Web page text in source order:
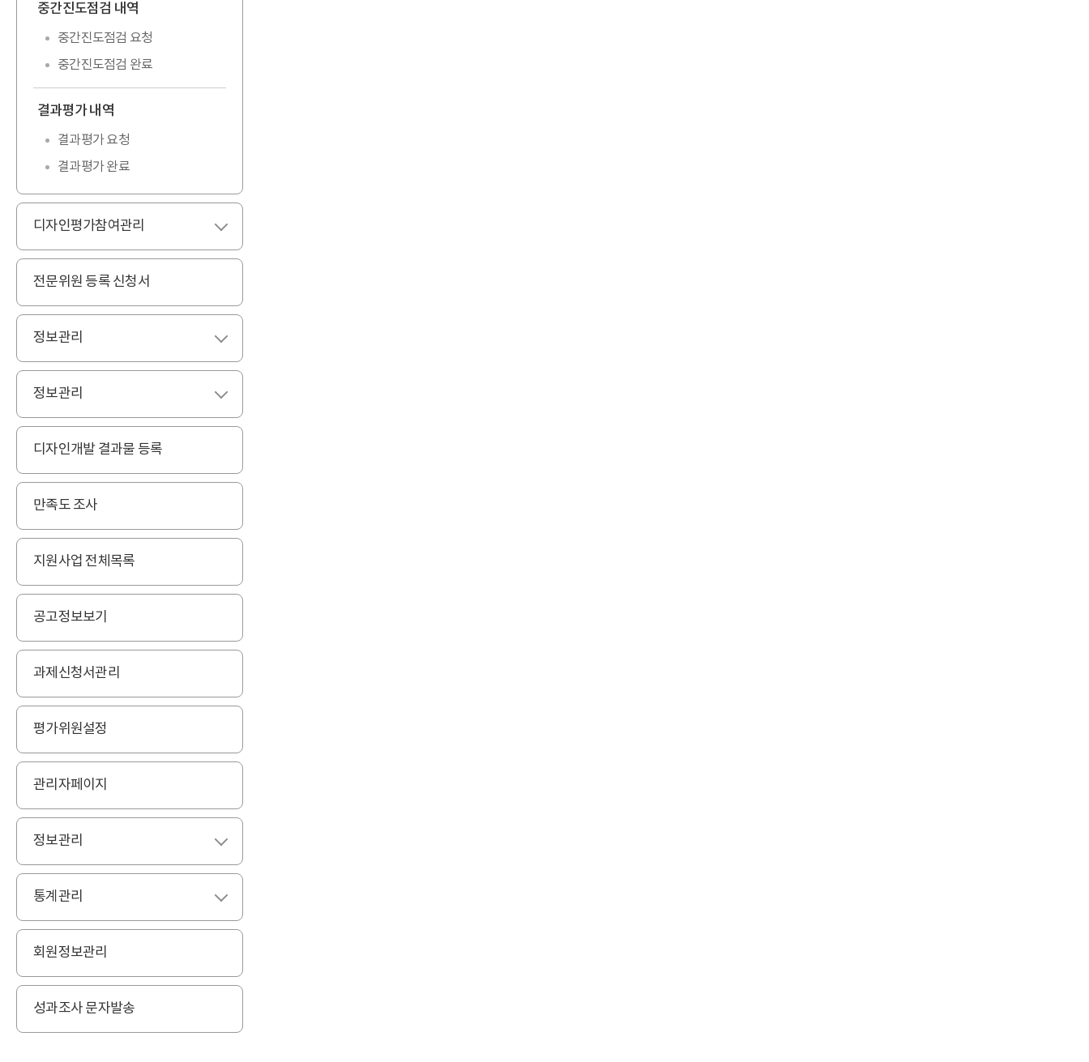
중간진도점검 내역
중간진도점검 요청
중간진도점검 완료
결과평가 내역
결과평가 요청
결과평가 완료
디자인평가참여관리
전문위원 등록 신청서
정보관리
정보관리
디자인개발 결과물 등록
만족도 조사
지원사업 전체목록
공고정보보기
과제신청서관리
평가위원설정
관리자페이지
정보관리
통계관리
회원정보관리
성과조사 문자발송